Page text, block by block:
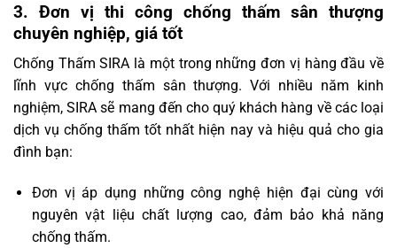
3. Đơn vị thi công chống thấm sân thượng
chuyên nghiệp, giá tốt
Chống Thấm SIRA là một trong những đơn vị hàng đầu về
lĩnh vực chống thấm sân thượng. Với nhiều năm kinh
nghiệm, SIRA sẽ mang đến cho quý khách hàng về các loại
dịch vụ chống thấm tốt nhất hiện nay và hiệu quả cho gia
đình bạn:
Đơn vị áp dụng những công nghệ hiện đại cùng với
nguyên vật liệu chất lượng cao, đảm bảo khả năng
chống thấm.